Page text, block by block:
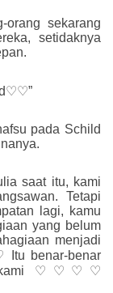
orang sekarang
setidaknya
pada Schild
saat itu, kami
Tetapi
lagi, kamu
yang belum
menjadi
Itu benar-benar
kami ♡♡♡♡